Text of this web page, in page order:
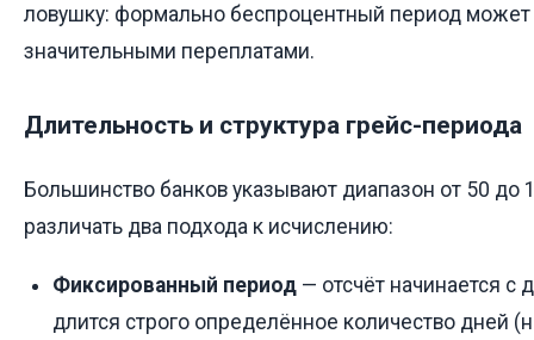
ловушку: формально беспроцентный период может
значительными переплатами.
Длительность и структура грейс-периода
Большинство банков указывают диапазон от 50
различать два подхода к исчислению:
Фиксированный период — отсчёт начинается с
длится строго определённое количество дней